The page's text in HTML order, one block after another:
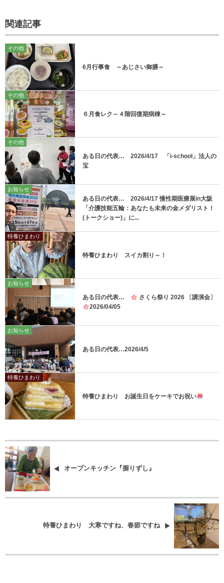
関連記事
その他
6月行事食 ～あじさい御膳～
その他
６月食レク～４階回復期病棟～
その他
ある日の代表… 2026/4/17 「i-school」法人の
宝
お知らせ
ある日の代表… 2026/4/17 慢性期医療展in大阪
「介護技能五輪：あなたも未来の金メダリスト！
(トークショー)」に...
特養ひまわり
特養ひまわり スイカ割り～！
お知らせ
ある日の代表…
さくら祭り 2026 〔講演会〕
2026/04/05
お知らせ
ある日の代表…2026/4/5
特養ひまわり
特養ひまわり お誕生日をケーキでお祝い
オープンキッチン『握りずし』
特養ひまわり 大寒ですね、春節ですね